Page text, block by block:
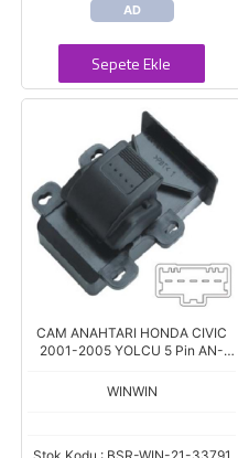
AD
Sepete Ekle
CAM ANAHTARI HONDA CIVIC
2001-2005 YOLCU 5 Pin AN-
WINWIN